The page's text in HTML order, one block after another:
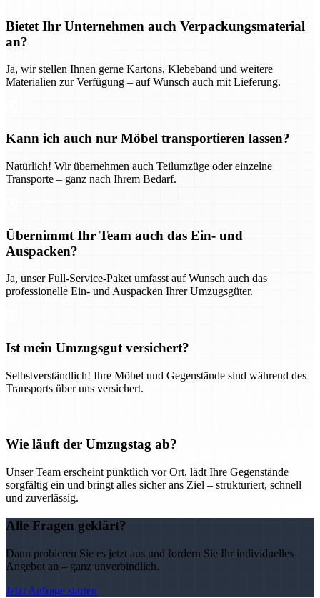
Bietet Ihr Unternehmen auch Verpackungsmaterial
an?
Ja, wir stellen Ihnen gerne Kartons, Klebeband und weitere
Materialien zur Verfügung – auf Wunsch auch mit Lieferung.
Kann ich auch nur Möbel transportieren lassen?
Natürlich! Wir übernehmen auch Teilumzüge oder einzelne
Transporte – ganz nach Ihrem Bedarf.
Übernimmt Ihr Team auch das Ein- und
Auspacken?
Ja, unser Full-Service-Paket umfasst auf Wunsch auch das
professionelle Ein- und Auspacken Ihrer Umzugsgüter.
Ist mein Umzugsgut versichert?
Selbstverständlich! Ihre Möbel und Gegenstände sind während des
Transports über uns versichert.
Wie läuft der Umzugstag ab?
Unser Team erscheint pünktlich vor Ort, lädt Ihre Gegenstände
sorgfältig ein und bringt alles sicher ans Ziel – strukturiert, schnell
und zuverlässig.
Alle Fragen geklärt?
Dann probieren Sie es jetzt aus und fordern Sie Ihr individuelles
Angebot an – ganz unverbindlich.
Jetzt Anfrage starten